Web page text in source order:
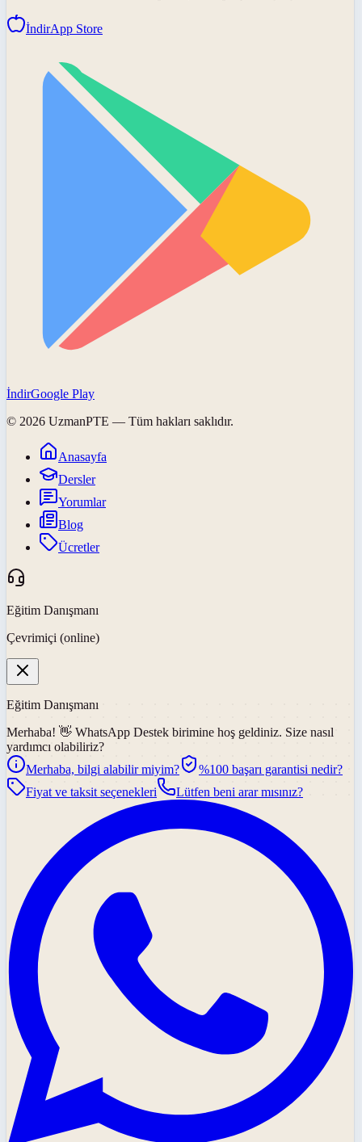
İndirApp Store
İndirGoogle Play
© 2026 UzmanPTE — Tüm hakları saklıdır.
Anasayfa
Dersler
Yorumlar
Blog
Ücretler
Eğitim Danışmanı
Çevrimiçi (online)
Eğitim Danışmanı
Merhaba! 👋 WhatsApp Destek birimine hoş geldiniz. Size nasıl
yardımcı olabiliriz?
Merhaba, bilgi alabilir miyim?
%100 başarı garantisi nedir?
Fiyat ve taksit seçenekleri
Lütfen beni arar mısınız?